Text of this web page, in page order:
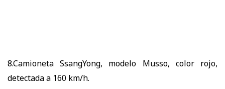
8.Camioneta SsangYong, modelo Musso, color rojo,
detectada a 160 km/h.